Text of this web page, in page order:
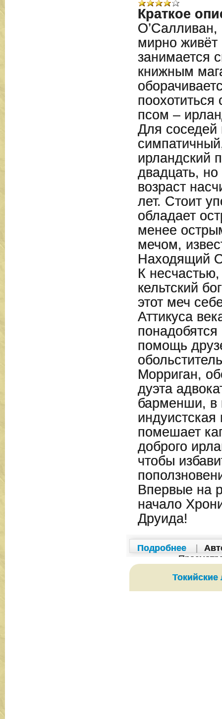
Краткое
О’Салливан,
мирно живёт
занимается
книжным
псом –
Для соседей
ирландский
двадцать,
возраст
лет. Стоит
обладает
менее
мечом,
Находящий
К
кельтский
этот меч
Аттикуса
понадобятся
помощь
Морриган,
дуэта
барменши, в
помешает
доброго
чтобы
Впервые на
начало
Друида!
Подробнее
Токийские